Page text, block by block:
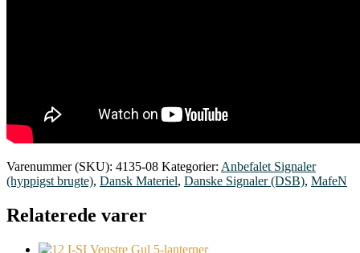
Varenummer (SKU): 4135-08 Kategorier: Anbefalet Signaler
(hyppigst brugte), Dansk Materiel, Danske Signaler (DSB), MafeN
Relaterede varer